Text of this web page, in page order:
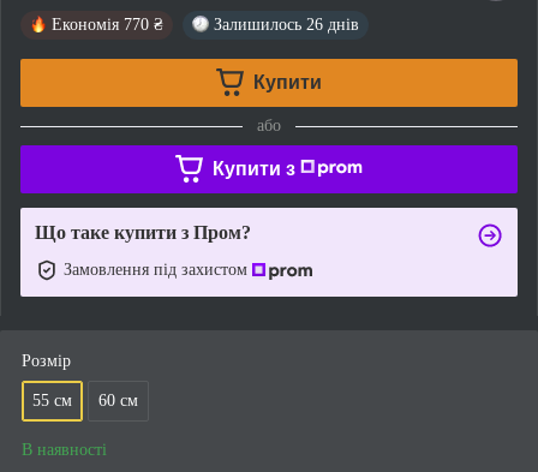
Економія 770 ₴ Залишилось 26 днів
Купити
або
Купити з
Що таке купити з Пром?
Замовлення під захистом
Розмір
55 см 60 см
В наявності